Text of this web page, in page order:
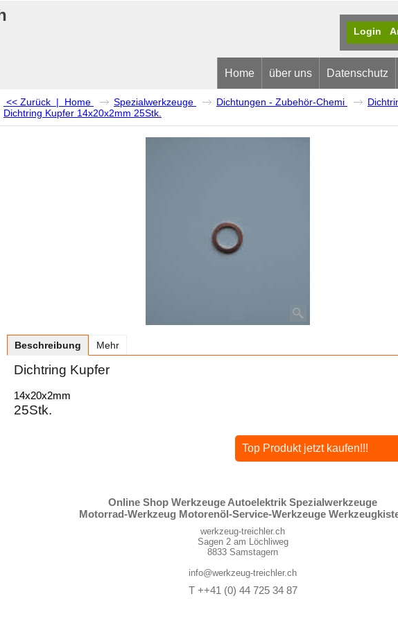
Login
Home über uns Datenschutz
<< Zurück | Home Spezialwerkzeuge Dichtungen - Zubehör-Chemi
Dichtring Kupfer 14x20x2mm 25Stk.
Beschreibung Mehr
Dichtring Kupfer
14x20x2mm
25Stk.
Top Produkt jetzt kaufen!!!
Online Shop Werkzeuge Autoelektrik Spezialwerkzeuge
Motorrad-Werkzeug Motorenöl-Service-Werkzeuge
werkzeug-treichler.ch
Sagen 2 am Löchliweg
8833 Samstagern
info@werkzeug-treichler.ch
T ++41 (0) 44 725 34 87